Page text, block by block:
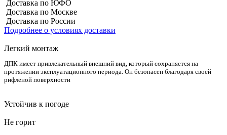
Доставка по ЮФО
Доставка по Москве
Доставка по России
Подробнее о условиях доставки
Легкий монтаж
ДПК имеет привлекательный внешний вид, который сохраняется на
протяжении эксплуатационного периода. Он безопасен благодаря своей
рифленой поверхности
Устойчив к погоде
Не горит